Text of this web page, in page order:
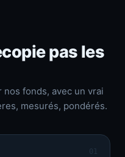
pas les
fonds, avec un vrai
mesurés, pondérés.
01